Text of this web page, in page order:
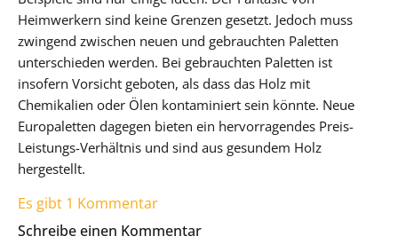
Heimwerkern sind keine Grenzen gesetzt. Jedoch muss
zwingend zwischen neuen und gebrauchten Paletten
unterschieden werden. Bei gebrauchten Paletten ist
insofern Vorsicht geboten, als dass das Holz mit
Chemikalien oder Ölen kontaminiert sein könnte. Neue
Europaletten dagegen bieten ein hervorragendes Preis-
Leistungs-Verhältnis und sind aus gesundem Holz
hergestellt.
Es gibt 1 Kommentar
Schreibe einen Kommentar